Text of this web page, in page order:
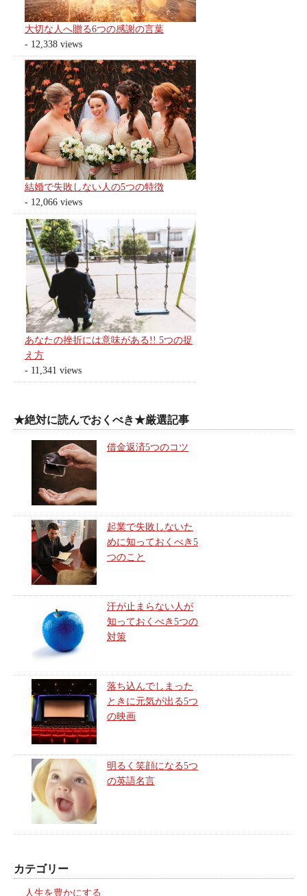
大切な人へ贈る6つの感謝の言葉
- 12,338 views
結婚で失敗しない人の5つの特徴
- 12,066 views
あなたの挫折には意味がある!! 5つの捉
え方
- 11,341 views
★絶対に読んでおくべき★厳選記事
借金返済5つのコツ
起業で失敗しないた
めに知っておくべき5
つのこと
汗が止まらない人が
知っておくべき5つの
対策
落ち込んでしまった
ときに元気が出る5つ
の映画
明るく笑顔になる5つ
の英語名言
カテゴリー
人生を豊かにする